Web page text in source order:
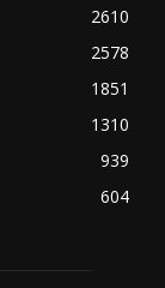
2610
2578
1851
1310
939
604